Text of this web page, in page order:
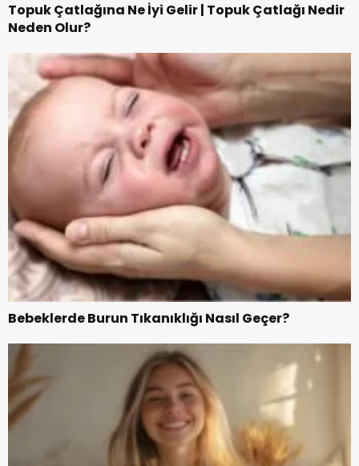
Topuk Çatlağına Ne İyi Gelir | Topuk Çatlağı Nedir
Neden Olur?
Bebeklerde Burun Tıkanıklığı Nasıl Geçer?